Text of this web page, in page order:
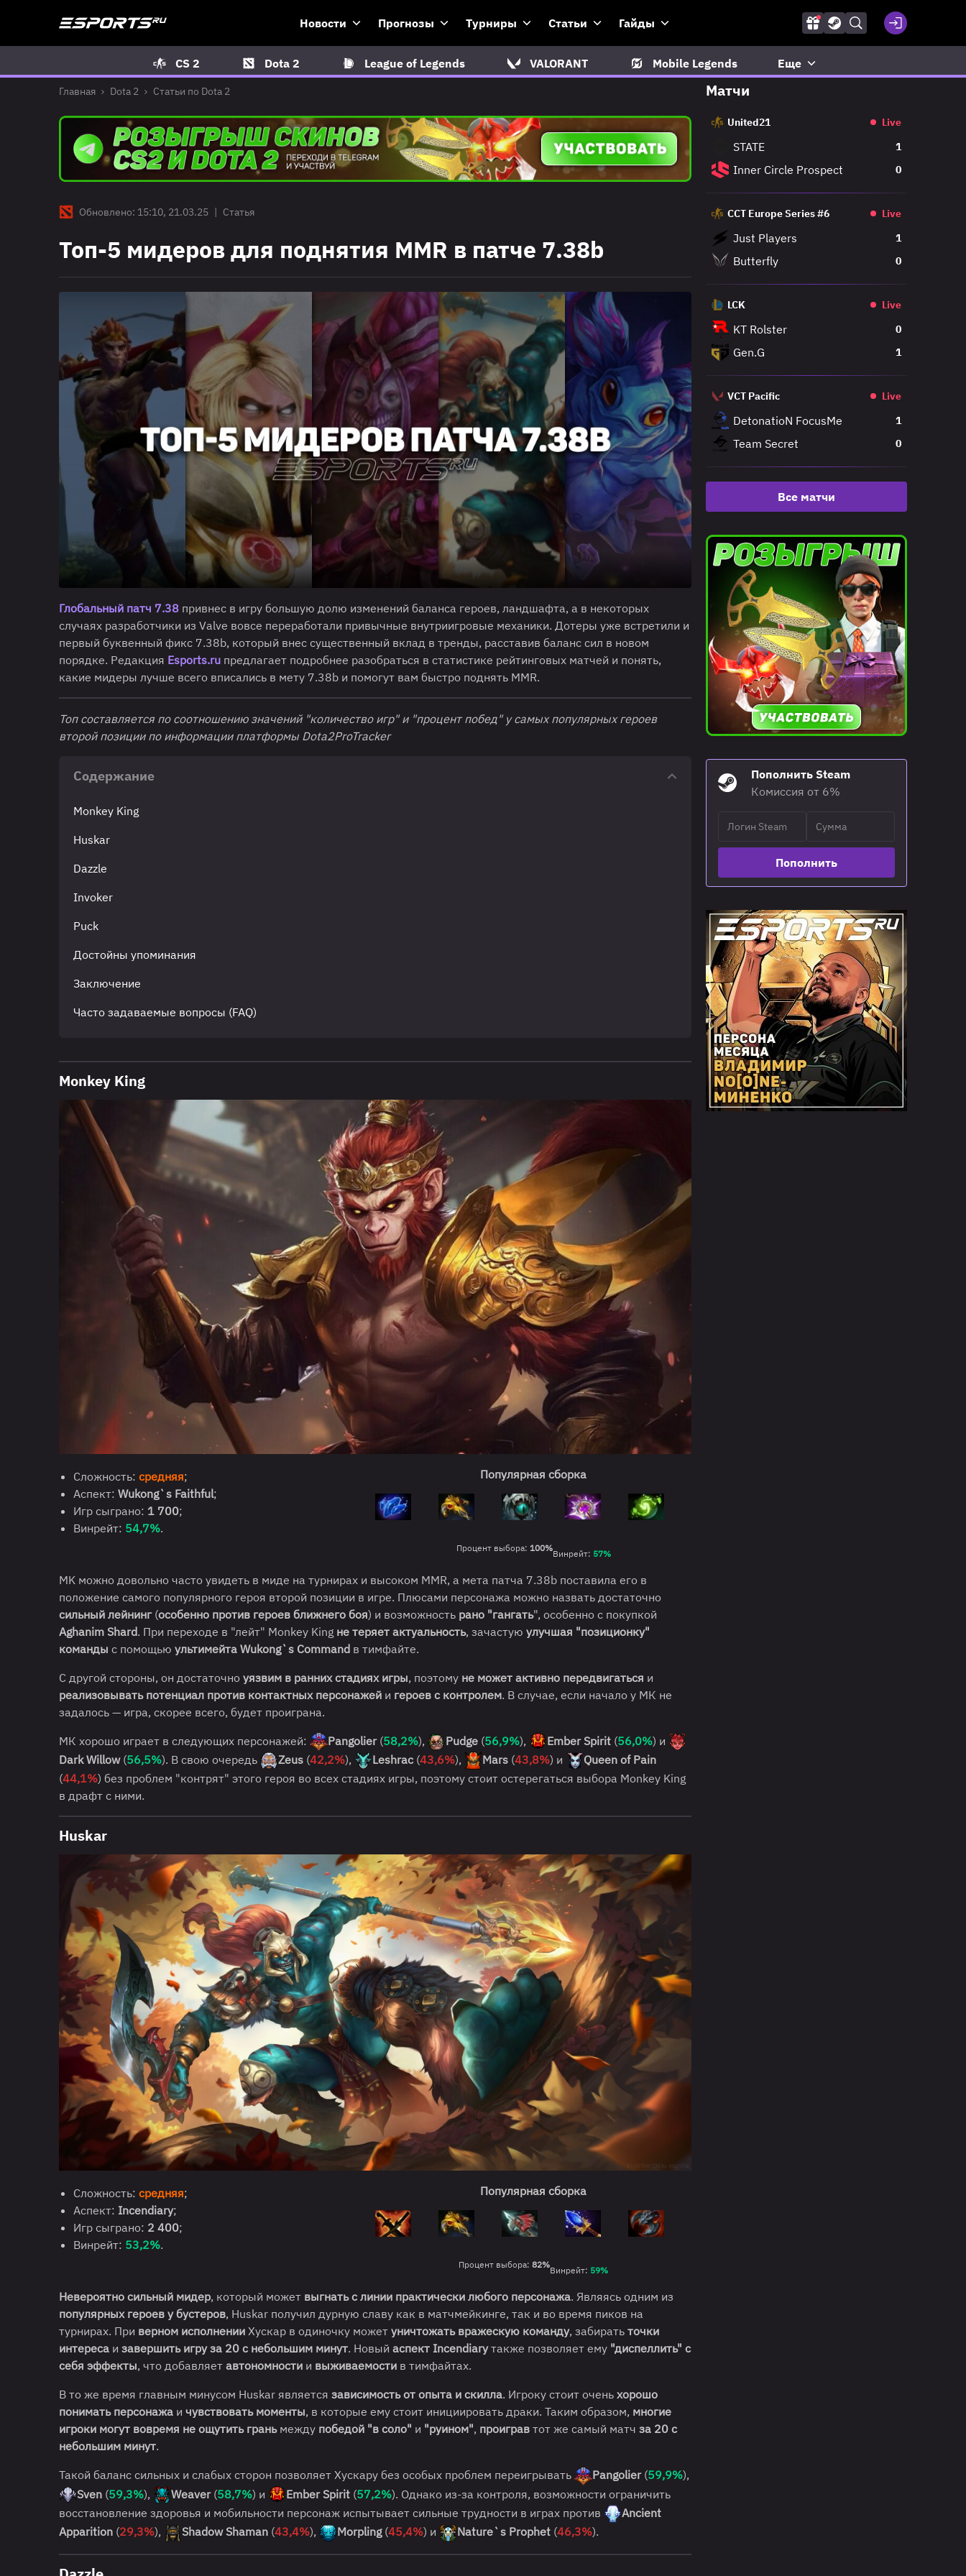
Новости Прогнозы Турниры Статьи Гайды
CS 2 Dota 2 League of Legends VALORANT Mobile Legends Еще
Главная Dota 2 Статьи по Dota 2
Обновлено: 15:10, 21.03.25 | Статья
Топ-5 мидеров для поднятия MMR в патче 7.38b
Глобальный патч 7.38 привнес в игру большую долю изменений баланса героев, ландшафта, а в некоторых
случаях разработчики из Valve вовсе переработали привычные внутриигровые механики. Дотеры уже встретили и
первый буквенный фикс 7.38b, который внес существенный вклад в тренды, расставив баланс сил в новом
порядке. Редакция Esports.ru предлагает подробнее разобраться в статистике рейтинговых матчей и понять,
какие мидеры лучше всего вписались в мету 7.38b и помогут вам быстро поднять MMR.
Топ составляется по соотношению значений "количество игр" и "процент побед" у самых популярных героев
второй позиции по информации платформы Dota2ProTracker
Содержание
Monkey King
Huskar
Dazzle
Invoker
Puck
Достойны упоминания
Заключение
Часто задаваемые вопросы (FAQ)
Monkey King
Сложность: средняя;
Аспект: Wukong`s Faithful;
Игр сыграно: 1 700;
Винрейт: 54,7%.
Популярная сборка
Процент выбора: 100%
Винрейт: 57%
MK можно довольно часто увидеть в миде на турнирах и высоком MMR, а мета патча 7.38b поставила его в
положение самого популярного героя второй позиции в игре. Плюсами персонажа можно назвать достаточно
сильный лейнинг(особенно против героев ближнего боя) и возможность рано "гангать", особенно с покупкой
Aghanim Shard. При переходе в "лейт" Monkey King не теряет актуальность, зачастую улучшая "позиционку"
команды с помощью ультимейта Wukong`s Command в тимфайте.
С другой стороны, он достаточно уязвим в ранних стадиях игры, поэтому не может активно передвигаться и
реализовывать потенциал против контактных персонажей и героев с контролем. В случае, если начало у МК не
задалось — игра, скорее всего, будет проиграна.
МК хорошо играет в следующих персонажей:
Pangolier(58,2%), Pudge (56,9%), Ember Spirit (56,0%) и
Dark Willow(56,5%). В свою очередь Zeus (42,2%), Leshrac (43,6%), Mars (43,8%) и
Queen of Pain
(44,1%) без проблем "контрят" этого героя во всех стадиях игры, поэтому стоит остерегаться выбора Monkey King
в драфт с ними.
Huskar
Сложность: средняя;
Аспект: Incendiary;
Игр сыграно: 2 400;
Винрейт: 53,2%.
Популярная сборка
Процент выбора: 82%
Винрейт: 59%
Невероятно сильный мидер, который может выгнать с линии практически любого персонажа. Являясь одним из
популярных героев у бустеров, Huskar получил дурную славу как в матчмейкинге, так и во время пиков на
турнирах. При верном исполнении Хускар в одиночку может уничтожать вражескую команду, забирать точки
интереса и завершить игру за 20 с небольшим минут. Новый аспект Incendiaryтакже позволяет ему "диспеллить" с
себя эффекты, что добавляет автономности и выживаемости в тимфайтах.
В то же время главным минусом Huskar является зависимость от опыта и скилла. Игроку стоит очень хорошо
понимать персонажа и чувствовать моменты, в которые ему стоит инициировать драки. Таким образом, многие
игроки могут вовремя не ощутить граньмежду победой "в соло" и "руином", проиграв тот же самый матч за 20 с
небольшим минут.
Такой баланс сильных и слабых сторон позволяет Хускару без особых проблем переигрывать
Pangolier(59,9%),
Sven (59,3%), Weaver(58,7%) и Ember Spirit (57,2%). Однако из-за контроля, возможности ограничить
восстановление здоровья и мобильности персонаж испытывает сильные трудности в играх против
Ancient
Apparition (29,3%), Shadow Shaman (43,4%), Morpling(45,4%) и Nature`s Prophet (46,3%).
Матчи
United21 Live
STATE 1
Inner Circle Prospect 0
CCT Europe Series #6 Live
Just Players 1
Butterfly 0
LCK Live
KT Rolster 0
Gen.G 1
VCT Pacific Live
DetonatioN FocusMe 1
Team Secret 0
Все матчи
Пополнить Steam
Комиссия от 6%
Пополнить